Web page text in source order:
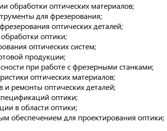
обработки оптических материалов;
для фрезерования;
оптических деталей;
оптики;
оптических систем;
продукции;
при работе с фрезерными станками;
оптических материалов;
и ремонты оптических деталей;
оптики;
в области оптики;
обеспечением для проектирования оптики;